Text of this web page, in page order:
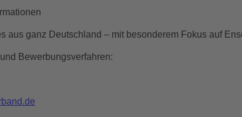
aus ganz Deutschland – mit besonderem Fokus auf
Bewerbungsverfahren: